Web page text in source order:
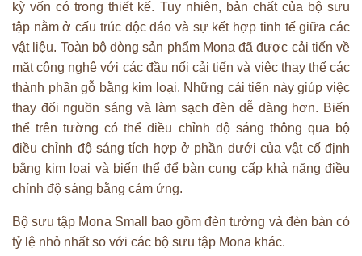
kỳ vốn có trong thiết kế. Tuy nhiên, bản chất của bộ sưu
tập nằm ở cấu trúc độc đáo và sự kết hợp tinh tế giữa các
vật liệu. Toàn bộ dòng sản phẩm Mona đã được cải tiến về
mặt công nghệ với các đầu nối cải tiến và việc thay thế các
thành phần gỗ bằng kim loại. Những cải tiến này giúp việc
thay đổi nguồn sáng và làm sạch đèn dễ dàng hơn. Biến
thể trên tường có thể điều chỉnh độ sáng thông qua bộ
điều chỉnh độ sáng tích hợp ở phần dưới của vật cố định
bằng kim loại và biến thể để bàn cung cấp khả năng điều
chỉnh độ sáng bằng cảm ứng.
Bộ sưu tập Mona Small bao gồm đèn tường và đèn bàn có
tỷ lệ nhỏ nhất so với các bộ sưu tập Mona khác.